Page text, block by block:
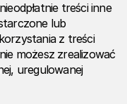
treści inne
lub
z treści
możesz zrealizować
uregulowanej